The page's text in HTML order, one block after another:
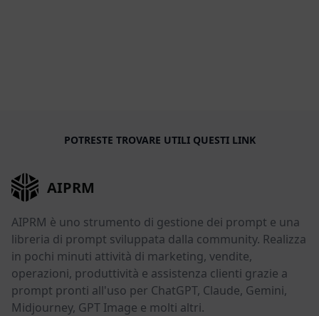
POTRESTE TROVARE UTILI QUESTI LINK
AIPRM
AIPRM è uno strumento di gestione dei prompt e una
libreria di prompt sviluppata dalla community. Realizza
in pochi minuti attività di marketing, vendite,
operazioni, produttività e assistenza clienti grazie a
prompt pronti all'uso per ChatGPT, Claude, Gemini,
Midjourney, GPT Image e molti altri.